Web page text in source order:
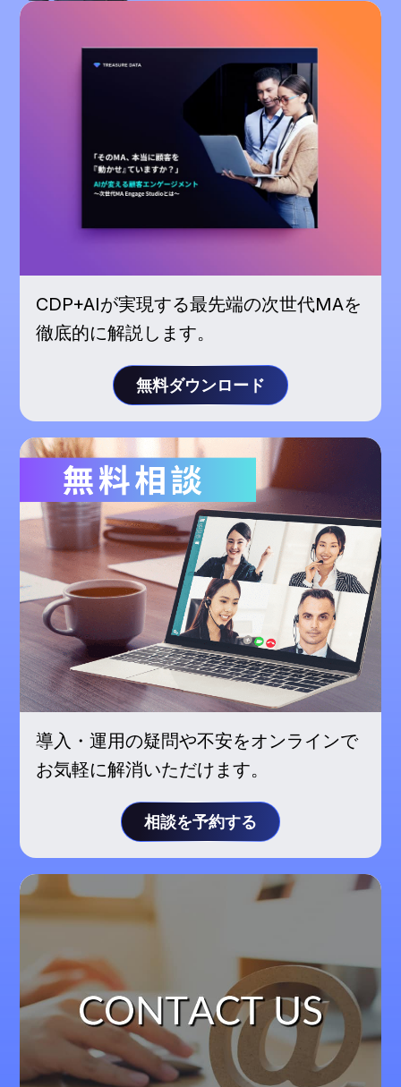
CDP+AIが実現する最先端の次世代MAを
徹底的に解説します。
無料ダウンロード
導入・運用の疑問や不安をオンラインで
お気軽に解消いただけます。
相談を予約する